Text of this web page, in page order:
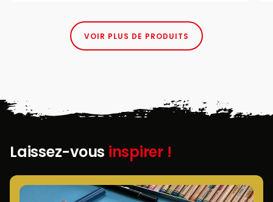
VOIR PLUS DE PRODUITS
Laissez-vous inspirer !